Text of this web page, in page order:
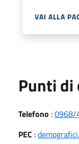
VAI ALLA
Punti
Telefono :0968/
PEC :